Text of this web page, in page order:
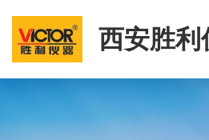
西安胜利